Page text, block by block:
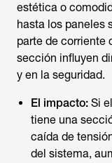
estética o
hasta los paneles
parte de corriente
sección influyen
y en la seguridad.
El impacto: Si
tiene una
caída de
del sistema,